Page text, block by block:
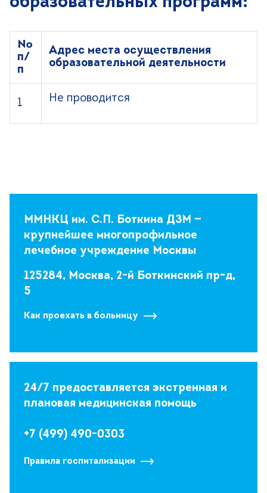
№
п/
п
Адрес места осуществления
образовательной деятельности
1 Не проводится
ММНКЦ им. С.П. Боткина ДЗМ —
крупнейшее многопрофильное
лечебное учреждение Москвы
125284, Москва, 2-й Боткинский пр-д,
5
Как проехать в больницу
24/7 предоставляется экстренная и
плановая медицинская помощь
+7 (499) 490-0303
Правила госпитализации